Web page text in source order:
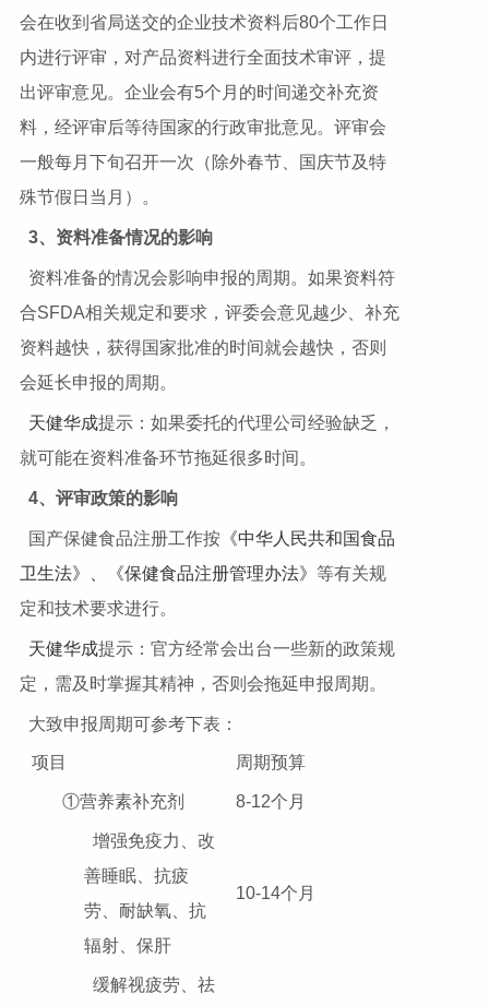
会在收到省局送交的企业技术资料后80个工作日
内进行评审，对产品资料进行全面技术审评，提
出评审意见。企业会有5个月的时间递交补充资
料，经评审后等待国家的行政审批意见。评审会
一般每月下旬召开一次（除外春节、国庆节及特
殊节假日当月）。
3、资料准备情况的影响
资料准备的情况会影响申报的周期。如果资料符
合SFDA相关规定和要求，评委会意见越少、补充
资料越快，获得国家批准的时间就会越快，否则
会延长申报的周期。
天健华成提示：如果委托的代理公司经验缺乏，
就可能在资料准备环节拖延很多时间。
4、评审政策的影响
国产保健食品注册工作按《中华人民共和国食品
卫生法》、《保健食品注册管理办法》 等有关规
定和技术要求进行。
天健华成提示：官方经常会出台一些新的政策规
定，需及时掌握其精神，否则会拖延申报周期。
大致申报周期可参考下表：
项目 周期预算
①营养素补充剂 8-12个月
增强免疫力、改
善睡眠、抗疲
劳、耐缺氧、抗
辐射、保肝
10-14个月
缓解视疲劳、祛